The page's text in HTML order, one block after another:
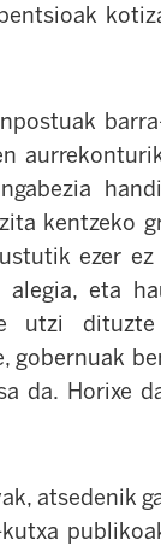
kentzeko
ezer ez
alegia, eta
utzi
gobernuak
da. Horixe
atsedenik